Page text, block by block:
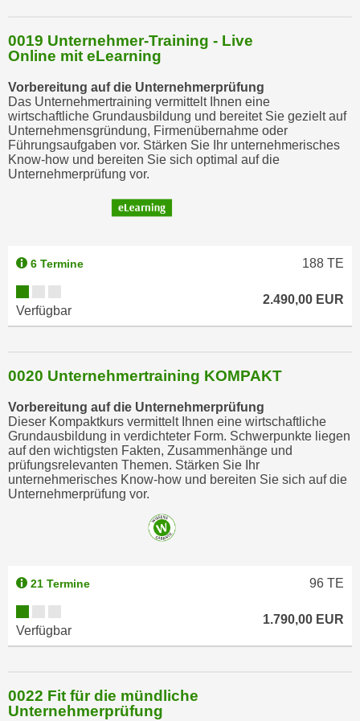
0019 Unternehmer-Training - Live
Online mit eLearning
Vorbereitung auf die Unternehmerprüfung
Das Unternehmertraining vermittelt Ihnen eine
wirtschaftliche Grundausbildung und bereitet Sie gezielt auf
Unternehmensgründung, Firmenübernahme oder
Führungsaufgaben vor. Stärken Sie Ihr unternehmerisches
Know-how und bereiten Sie sich optimal auf die
Unternehmerprüfung vor.
6 Termine 188 TE
Verfügbar
2.490,00 EUR
0020 Unternehmertraining KOMPAKT
Vorbereitung auf die Unternehmerprüfung
Dieser Kompaktkurs vermittelt Ihnen eine wirtschaftliche
Grundausbildung in verdichteter Form. Schwerpunkte liegen
auf den wichtigsten Fakten, Zusammenhänge und
prüfungsrelevanten Themen. Stärken Sie Ihr
unternehmerisches Know-how und bereiten Sie sich auf die
Unternehmerprüfung vor.
21 Termine 96 TE
Verfügbar
1.790,00 EUR
0022 Fit für die mündliche
Unternehmerprüfung